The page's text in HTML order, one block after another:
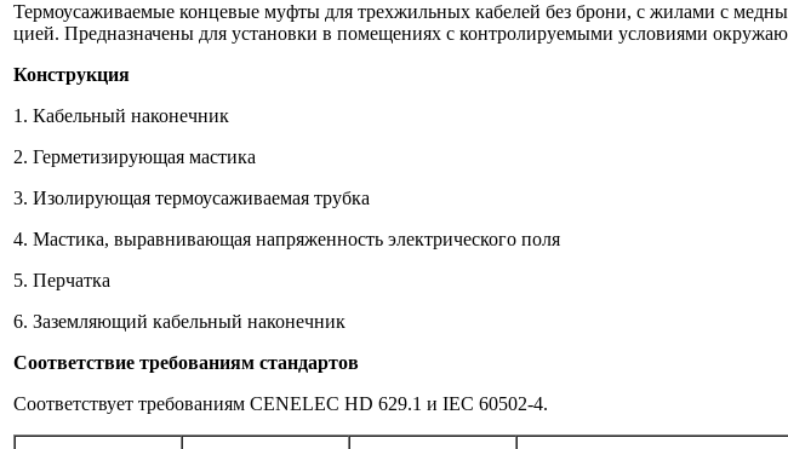
Термоусаживаемые концевые муфты для трехжильных кабелей без брони, с жилами с
цией. Предназначены для установки в помещениях с контролируемыми условиями
Конструкция
1. Кабельный наконечник
2. Герметизирующая мастика
3. Изолирующая термоусаживаемая трубка
4. Мастика, выравнивающая напря­женность электрического поля
5. Перчатка
6. Заземляющий кабельный наконечник
Соответствие требованиям стандартов
Соответствует требованиям CENELEC HD 629.1 и IEC 60502-4.